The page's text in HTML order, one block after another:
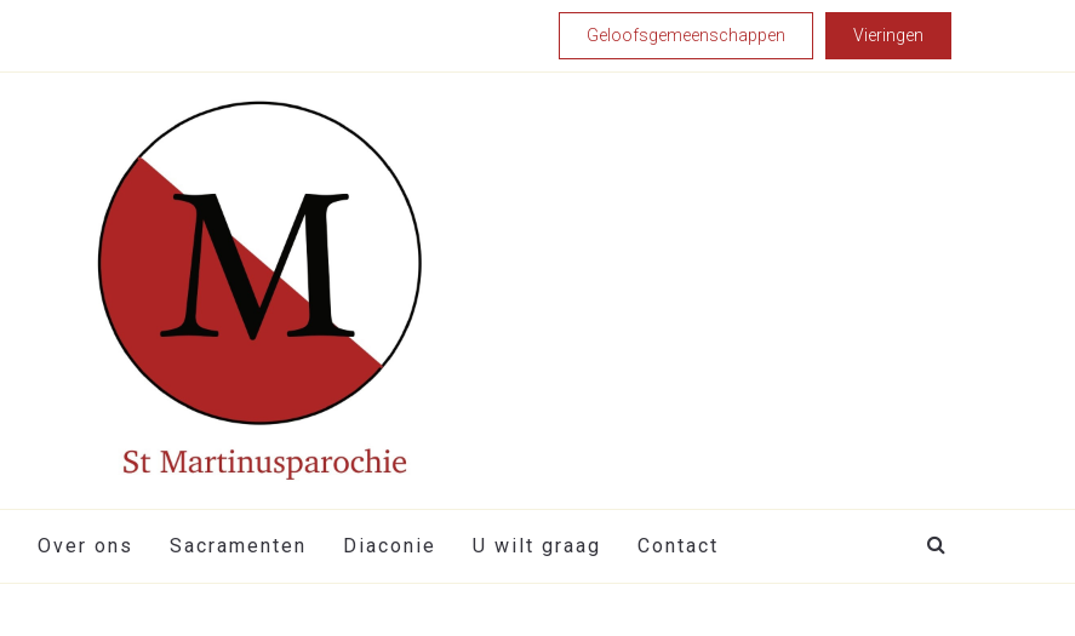
Geloofsgemeenschappen Vieringen
Over ons Sacramenten Diaconie U wilt graag Contact